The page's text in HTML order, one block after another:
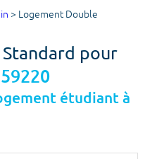
max
€
> Logement Double
pour
étudiant à